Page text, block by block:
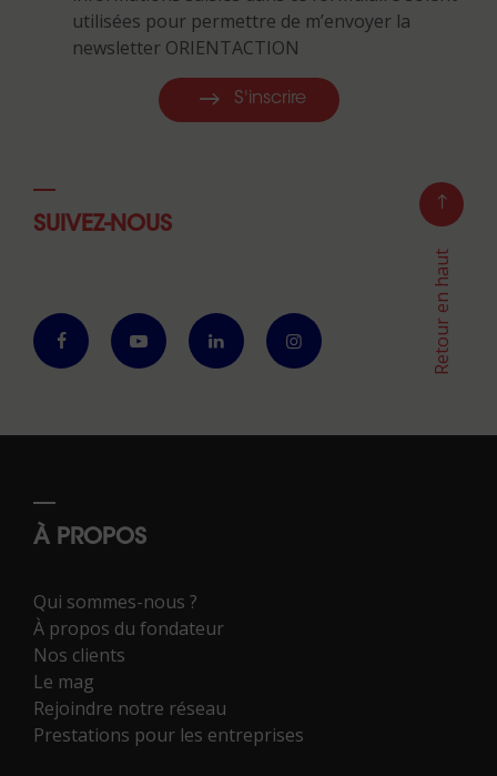
utilisées pour permettre de m’envoyer la
newsletter ORIENTACTION
S'inscrire
SUIVEZ-NOUS
Retour en haut
À PROPOS
Qui sommes-nous ?
À propos du fondateur
Nos clients
Le mag
Rejoindre notre réseau
Prestations pour les entreprises